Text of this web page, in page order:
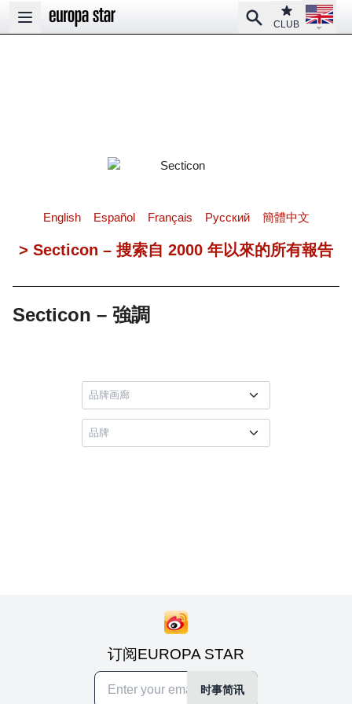
Open main menu
SearchClub
CLUB
Open
English Español Français Pусский 簡體中文
> Secticon – 搜索自 2000 年以來的所有報告
Secticon – 強調
订阅EUROPA STAR
时事简讯